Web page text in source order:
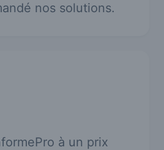
nos solutions.
à un prix